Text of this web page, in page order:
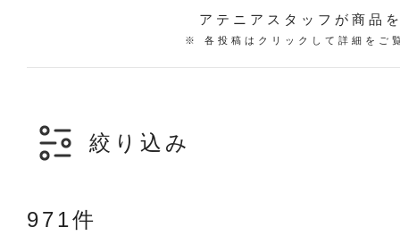
アテニア
アテニアスタッフが商品
※ 各投稿はクリックして詳細をご
絞り込み
971件